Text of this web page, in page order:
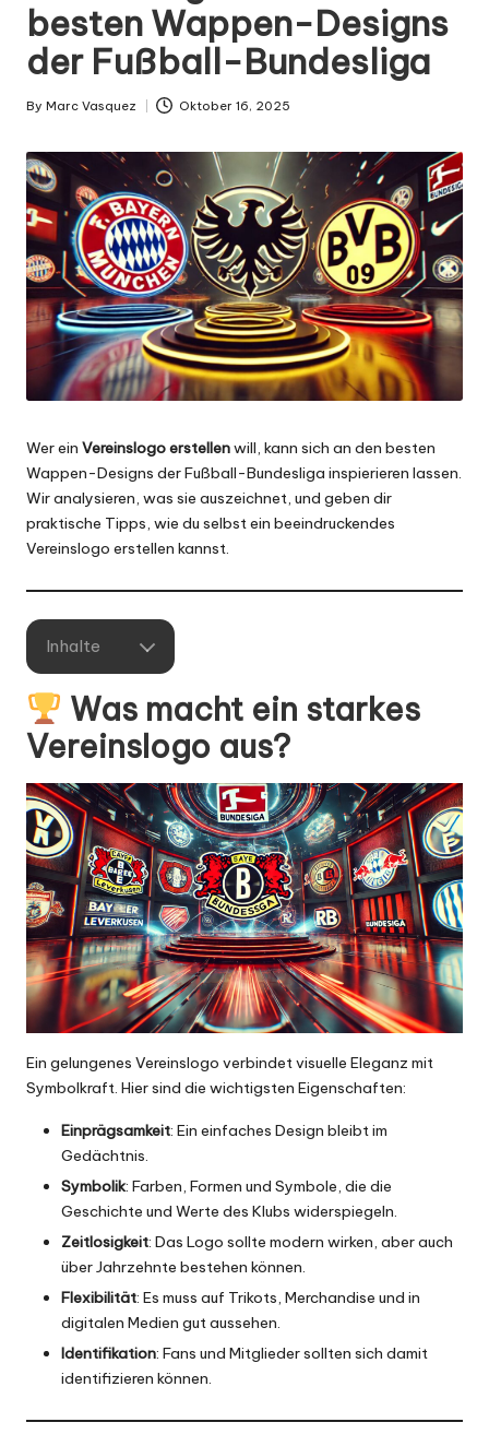
n
.
d
e
besten Wappen-Designs
der Fußball-Bundesliga
Posted
By Marc Vasquez Oktober 16, 2025
Wer ein Vereinslogo erstellenwill, kann sich an den besten
Wappen-Designs der Fußball-Bundesliga inspierieren lassen.
Wir analysieren, was sie auszeichnet, und geben dir
praktische Tipps, wie du selbst ein beeindruckendes
Vereinslogo erstellen kannst.
Inhalte
Was macht ein starkes
Vereinslogo aus?
Ein gelungenes Vereinslogo verbindet visuelle Eleganz mit
Symbolkraft. Hier sind die wichtigsten Eigenschaften:
Einprägsamkeit: Ein einfaches Design bleibt im
Gedächtnis.
Symbolik: Farben, Formen und Symbole, die die
Geschichte und Werte des Klubs widerspiegeln.
Zeitlosigkeit: Das Logo sollte modern wirken, aber auch
über Jahrzehnte bestehen können.
Flexibilität: Es muss auf Trikots, Merchandise und in
digitalen Medien gut aussehen.
Identifikation: Fans und Mitglieder sollten sich damit
identifizieren können.